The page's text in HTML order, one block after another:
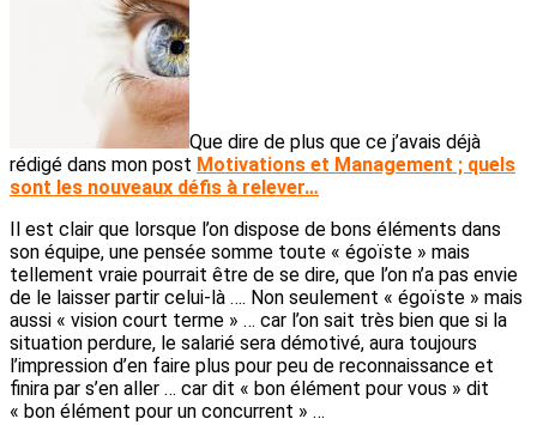
Que dire de plus que ce j’avais déjà
rédigé dans mon post Motivations et Management ; quels
sont les nouveaux défis à relever…
Il est clair que lorsque l’on dispose de bons éléments dans
son équipe, une pensée somme toute « égoïste » mais
tellement vraie pourrait être de se dire, que l’on n’a pas envie
de le laisser partir celui-là …. Non seulement « égoïste » mais
aussi « vision court terme » … car l’on sait très bien que si la
situation perdure, le salarié sera démotivé, aura toujours
l’impression d’en faire plus pour peu de reconnaissance et
finira par s’en aller … car dit « bon élément pour vous » dit
« bon élément pour un concurrent » …